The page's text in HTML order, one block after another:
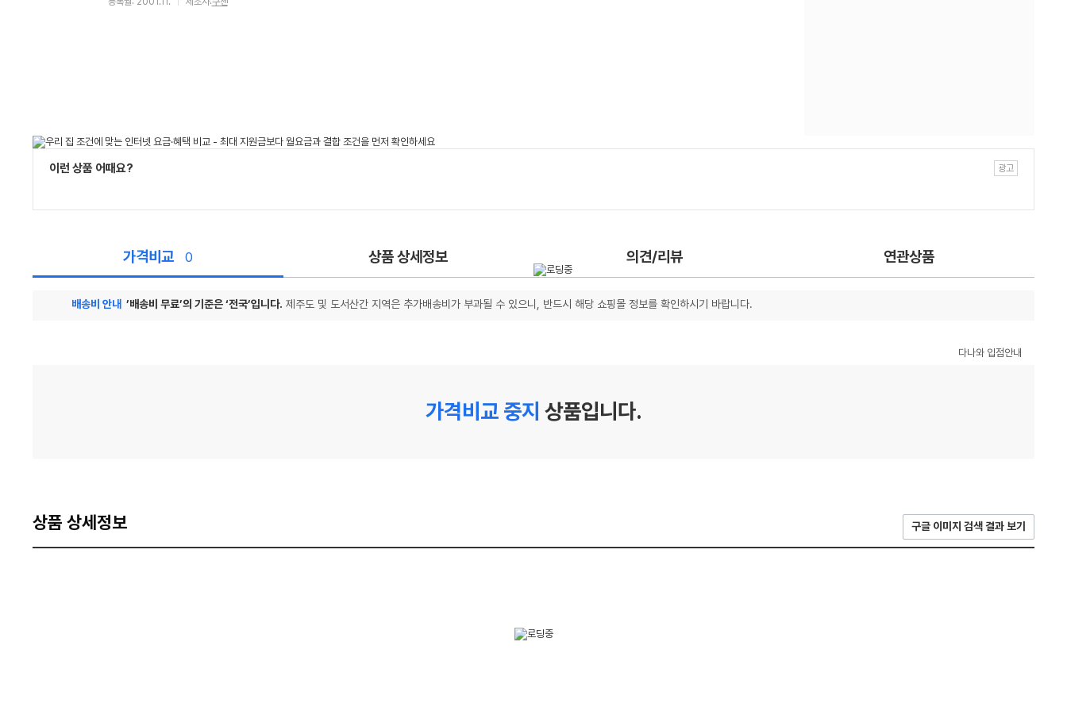
이런 상품 어때요?
가격비교 0 상품 상세정보 의견/리뷰 연관상품
배송비 안내 ’배송비 무료’의 기준은 ‘전국’입니다. 제주도 및 도서산간 지역은 추가배송비가 부과될 수 있으니, 반드시 해당 쇼핑몰 정보를 확인하시기 바랍니다.
다나와 입점안내
가격비교 중지 상품입니다.
상품 상세정보 구글 이미지 검색 결과 보기